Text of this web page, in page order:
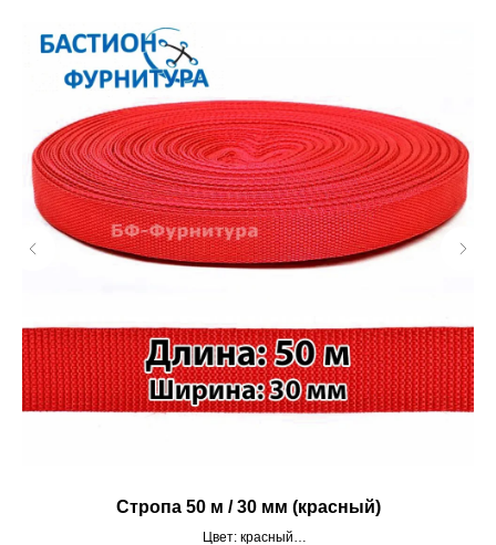
Стропа 50 м / 30 мм (красный)
Цвет: красный